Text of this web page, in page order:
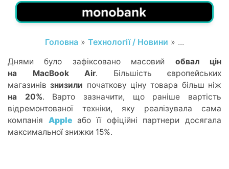
Головна » Технології / Новини » ...
Днями було зафіксовано масовий обвал цін
на MacBook Air. Більшість європейських
магазинівзнизили початкову ціну товара більш ніж
на 20%. Варто зазначити, що раніше вартість
відремонтованої техніки, яку реалізувала сама
компанія Appleабо її офіційні партнери досягала
максимальної знижки 15%.